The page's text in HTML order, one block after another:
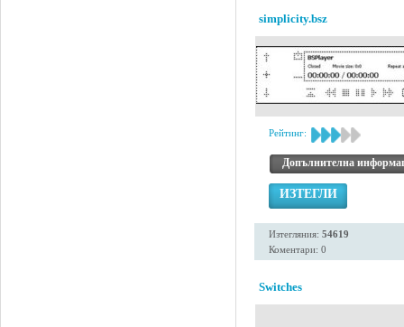
simplicity.bsz
Рейтинг:
Допълнителна
ИЗТЕГЛИ
Изтегляния: 54619
Коментари: 0
Switches